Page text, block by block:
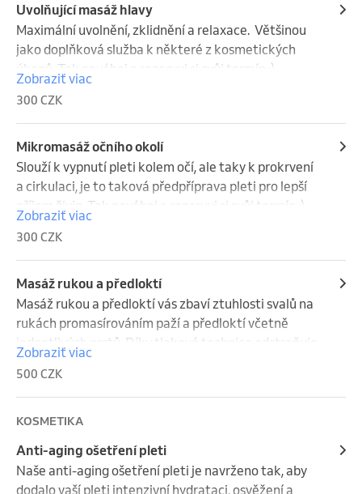
serotonin, které vysoce napomáhají k lepší kvalitě
našeho života. Tak neváhej a rezervuj si svůj termín :)
Uvolňující masáž hlavy
Maximální uvolnění, zklidnění a relaxace.  Většinou
jako doplňková služba k některé z kosmetických
úkonů. Tak neváhej a rezervuj si svůj termín :)
Zobraziť viac
300 CZK
Mikromasáž očního okolí
Slouží k vypnutí pleti kolem očí, ale taky k prokrvení
a cirkulaci, je to taková předpříprava pleti pro lepší
příjem živin. Tak neváhej a rezervuj si svůj termín :)
Zobraziť viac
300 CZK
Masáž rukou a předloktí
​Masáž rukou a předloktí vás zbaví ztuhlosti svalů na
rukách promasírováním paží a předloktí včetně
jednotlivých prstů. Díky tlakové technice odstraňuje
bolest, je vhodná pro lidi, kteří tráví spoustu času
prací na počítači a trpí syndromem karpálního
tunelu. Tak neváhej a rezervuj si svůj termín :)
Zobraziť viac
500 CZK
KOSMETIKA
Anti-aging ošetření pleti
Naše anti-aging ošetření pleti je navrženo tak, aby
dodalo vaší pleti intenzivní hydrataci, osvěžení a